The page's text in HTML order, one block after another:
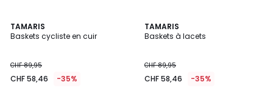
TAMARIS
Baskets cycliste en cuir
CHF 89,95
CHF 58,46 -35%
TAMARIS
Baskets à lacets
CHF 89,95
CHF 58,46 -35%
5
/
2
Couleurs